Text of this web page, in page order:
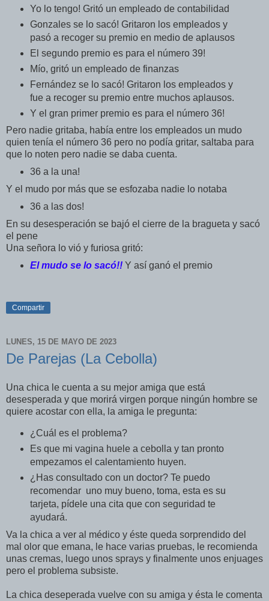
Yo lo tengo! Gritó un empleado de contabilidad
Gonzales se lo sacó! Gritaron los empleados y
pasó a recoger su premio en medio de aplausos
El segundo premio es para el número 39!
Mío, gritó un empleado de finanzas
Fernández se lo sacó! Gritaron los empleados y
fue a recoger su premio entre muchos aplausos.
Y el gran primer premio es para el número 36!
Pero nadie gritaba, había entre los empleados un mudo
quien tenía el número 36 pero no podía gritar, saltaba para
que lo noten pero nadie se daba cuenta.
36 a la una!
Y el mudo por más que se esfozaba nadie lo notaba
36 a las dos!
En su desesperación se bajó el cierre de la bragueta y sacó
el pene
Una señora lo vió y furiosa gritó:
El mudo se lo sacó!!Y así ganó el premio
Compartir
LUNES, 15 DE MAYO DE 2023
De Parejas (La Cebolla)
Una chica le cuenta a su mejor amiga que está
desesperada y que morirá virgen porque ningún hombre se
quiere acostar con ella, la amiga le pregunta:
¿Cuál es el problema?
Es que mi vagina huele a cebolla y tan pronto
empezamos el calentamiento huyen.
¿Has consultado con un doctor? Te puedo
recomendar uno muy bueno, toma, esta es su
tarjeta, pídele una cita que con seguridad te
ayudará.
Va la chica a ver al médico y éste queda sorprendido del
mal olor que emana, le hace varias pruebas, le recomienda
unas cremas, luego unos sprays y finalmente unos enjuages
pero el problema subsiste.
La chica deseperada vuelve con su amiga y ésta le comenta